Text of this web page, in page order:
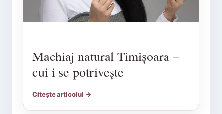
Machiaj natural Timișoara –
cui i se potrivește
Citește articolul →